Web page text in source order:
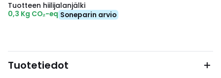
Tuotteen hiilijalanjälki
0,3 Kg CO₂-eq Soneparin arvio
Tuotetiedot